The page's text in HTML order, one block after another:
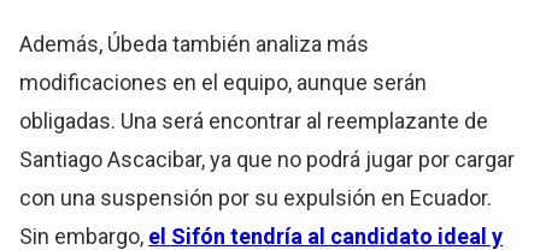
Además, Úbeda también analiza más
modificaciones en el equipo, aunque serán
obligadas. Una será encontrar al reemplazante de
Santiago Ascacibar, ya que no podrá jugar por cargar
con una suspensión por su expulsión en Ecuador.
Sin embargo, el Sifón tendría al candidato ideal y